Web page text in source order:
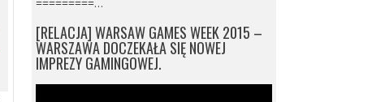
=========…
[RELACJA] WARSAW GAMES WEEK 2015 –
WARSZAWA DOCZEKAŁA SIĘ NOWEJ
IMPREZY GAMINGOWEJ.